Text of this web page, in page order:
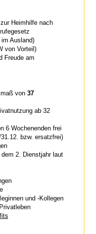
Heimhilfe nach
Ausland)
von Vorteil)
Freude am
von 37
ab 32
6 Wochenenden frei
bzw. ersatzfrei)
2. Dienstjahr laut
und -Kollegen